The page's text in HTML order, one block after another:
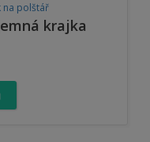
na polštář
krajka